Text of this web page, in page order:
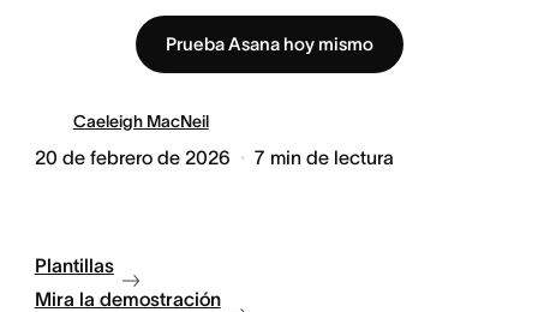
Prueba Asana hoy mismo
Caeleigh MacNeil
20 de febrero de 2026 7 min de lectura
Plantillas
Mira la demostración